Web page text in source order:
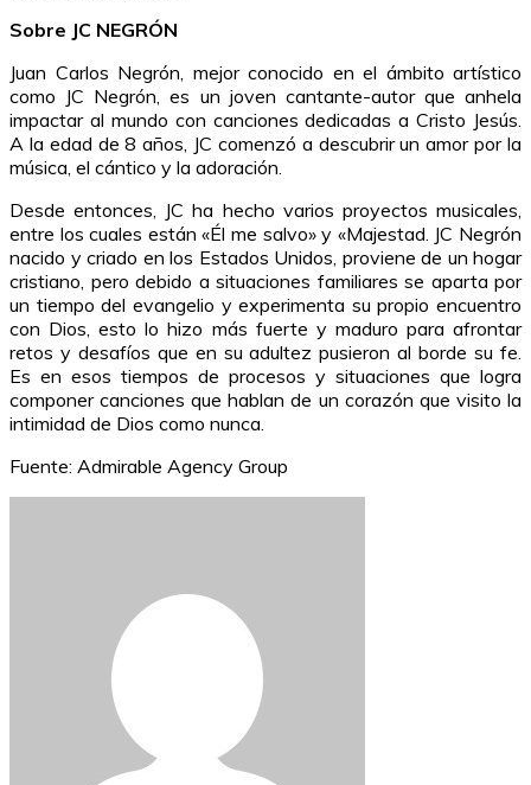
Sobre JC NEGRÓN
Juan Carlos Negrón, mejor conocido en el ámbito artístico
como JC Negrón, es un joven cantante-autor que anhela
impactar al mundo con canciones dedicadas a Cristo Jesús.
A la edad de 8 años, JC comenzó a descubrir un amor por la
música, el cántico y la adoración.
Desde entonces, JC ha hecho varios proyectos musicales,
entre los cuales están «Él me salvo» y «Majestad. JC Negrón
nacido y criado en los Estados Unidos, proviene de un hogar
cristiano, pero debido a situaciones familiares se aparta por
un tiempo del evangelio y experimenta su propio encuentro
con Dios, esto lo hizo más fuerte y maduro para afrontar
retos y desafíos que en su adultez pusieron al borde su fe.
Es en esos tiempos de procesos y situaciones que logra
componer canciones que hablan de un corazón que visito la
intimidad de Dios como nunca.
Fuente: Admirable Agency Group